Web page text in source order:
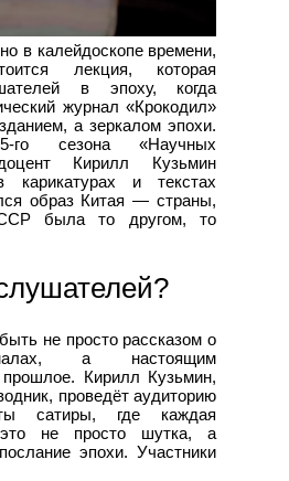
в калейдоскопе времени,
лекция, которая
в эпоху, когда
журнал «Крокодил»
а зеркалом эпохи.
сезона «Научных
Кирилл Кузьмин
карикатурах и текстах
образ Китая — страны,
была то другом, то
не просто рассказом о
а настоящим
Кирилл Кузьмин,
проведёт аудиторию
сатиры, где каждая
не просто шутка, а
эпохи. Участники